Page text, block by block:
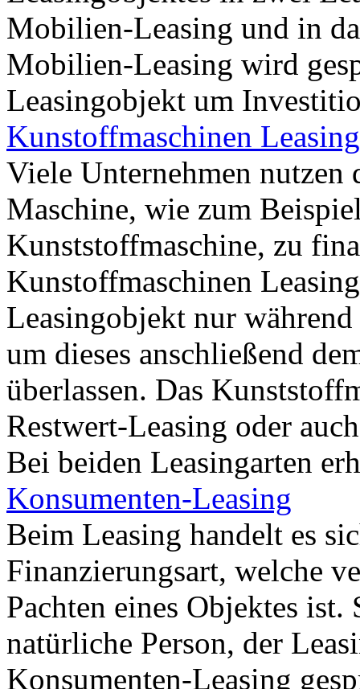
Mobilien-Leasing und in
Mobilien-Leasing wird
Leasingobjekt um
Kunstoffmaschinen Leasing
Viele Unternehmen
Maschine, wie zum
Kunststoffmaschine, zu
Kunstoffmaschinen
Leasingobjekt nur
um dieses anschließend
überlassen. Das
Restwert-Leasing oder
Bei beiden Leasingarten
Konsumenten-Leasing
Beim Leasing handelt es
Finanzierungsart, welche
Pachten eines Objektes
natürliche Person, der
Konsumenten-Leasing